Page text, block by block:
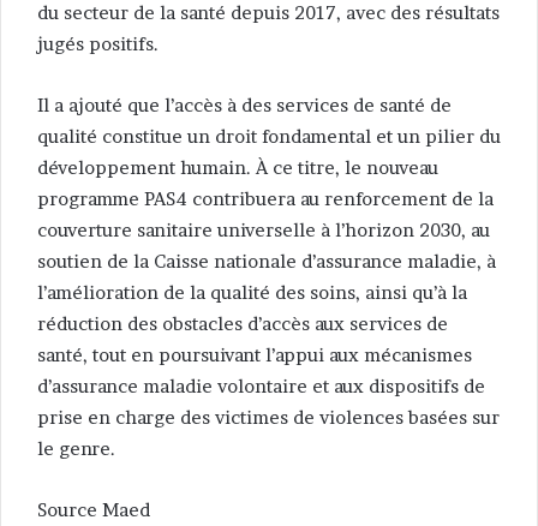
du secteur de la santé depuis 2017, avec des résultats
jugés positifs.
Il a ajouté que l’accès à des services de santé de
qualité constitue un droit fondamental et un pilier du
développement humain. À ce titre, le nouveau
programme PAS4 contribuera au renforcement de la
couverture sanitaire universelle à l’horizon 2030, au
soutien de la Caisse nationale d’assurance maladie, à
l’amélioration de la qualité des soins, ainsi qu’à la
réduction des obstacles d’accès aux services de
santé, tout en poursuivant l’appui aux mécanismes
d’assurance maladie volontaire et aux dispositifs de
prise en charge des victimes de violences basées sur
le genre.
Source Maed